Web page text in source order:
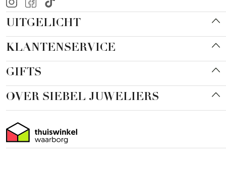
UITGELICHT
KLANTENSERVICE
GIFTS
OVER SIEBEL JUWELIERS